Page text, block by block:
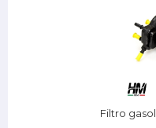
Filtro